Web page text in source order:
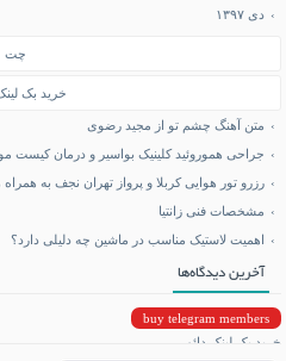
دی ۱۳۹۷
چت
خرید بک
متن آهنگ چشم تو از مجید رضوی
جراحی هموروئید کلینیک بواسیر و درمان کیست
رزرو تور هوایی کربلا و پرواز تهران نجف به همراه
مشخصات فنی زانتیا
اهمیت لاستیک مناسب در ماشین چه دلیلی دارد؟
آخرین دیدگاه‌ها
buy telegram members
خرید بک لینک دائمی